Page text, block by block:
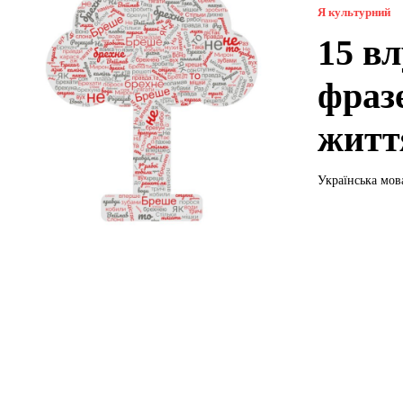
Я культурний
15
Українська